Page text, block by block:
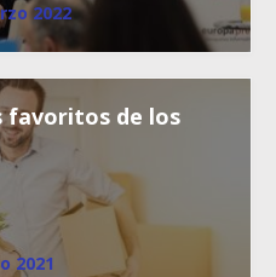
2022
favoritos de los
2021